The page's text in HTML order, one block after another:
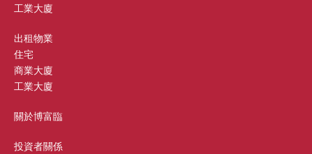
工業大廈
出租物業
住宅
商業大廈
工業大廈
關於博富臨
投資者關係